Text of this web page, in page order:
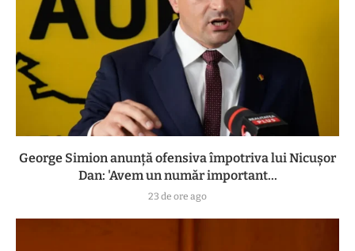
George Simion anunță ofensiva împotriva lui Nicușor
Dan: 'Avem un număr important...
23 de ore ago